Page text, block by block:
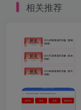
相关推荐